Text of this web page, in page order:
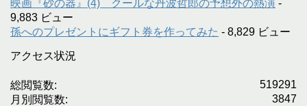
映画『砂の器』(4) クールな丹波哲郎の予想外の熱演 -
9,883 ビュー
孫へのプレゼントにギフト券を作ってみた - 8,829 ビュー
アクセス状況
519291
総閲覧数:
3847
月別閲覧数: